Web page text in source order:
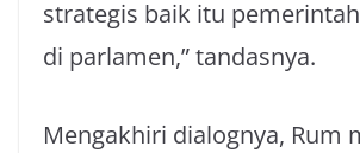
strategis baik itu
di parlamen,” tandasnya.
Mengakhiri dialognya, Rum